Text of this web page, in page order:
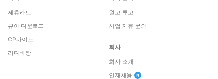
제휴카드
뷰어 다운로드
CP사이트
리디바탕
원고 투고
사업 제휴 문의
회사
회사 소개
인재채용